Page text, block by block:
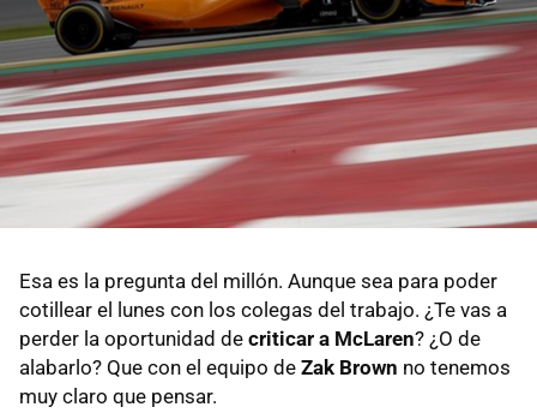
Esa es la pregunta del millón. Aunque sea para poder
cotillear el lunes con los colegas del trabajo. ¿Te vas a
perder la oportunidad de criticar a McLaren? ¿O de
alabarlo? Que con el equipo de Zak Brown no tenemos
muy claro que pensar.